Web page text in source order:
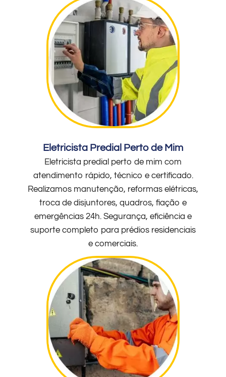
Eletricista Predial Perto de Mim
Eletricista predial perto de mim com
atendimento rápido, técnico e certificado.
Realizamos manutenção, reformas elétricas,
troca de disjuntores, quadros, fiação e
emergências 24h. Segurança, eficiência e
suporte completo para prédios residenciais
e comerciais.